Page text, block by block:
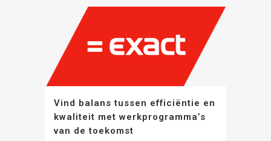
Vind balans tussen efficiëntie en
kwaliteit met werkprogramma’s
van de toekomst